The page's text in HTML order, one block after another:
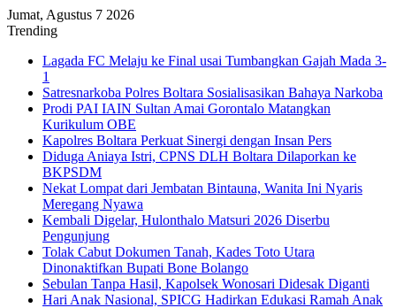
Jumat, Agustus 7 2026
Trending
Lagada FC Melaju ke Final usai Tumbangkan Gajah Mada 3-
1
Satresnarkoba Polres Boltara Sosialisasikan Bahaya Narkoba
Prodi PAI IAIN Sultan Amai Gorontalo Matangkan
Kurikulum OBE
Kapolres Boltara Perkuat Sinergi dengan Insan Pers
Diduga Aniaya Istri, CPNS DLH Boltara Dilaporkan ke
BKPSDM
Nekat Lompat dari Jembatan Bintauna, Wanita Ini Nyaris
Meregang Nyawa
Kembali Digelar, Hulonthalo Matsuri 2026 Diserbu
Pengunjung
Tolak Cabut Dokumen Tanah, Kades Toto Utara
Dinonaktifkan Bupati Bone Bolango
Sebulan Tanpa Hasil, Kapolsek Wonosari Didesak Diganti
Hari Anak Nasional, SPICG Hadirkan Edukasi Ramah Anak